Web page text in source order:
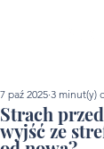
Strach
wyjść ze
7 paź 2025 3 minut(y)